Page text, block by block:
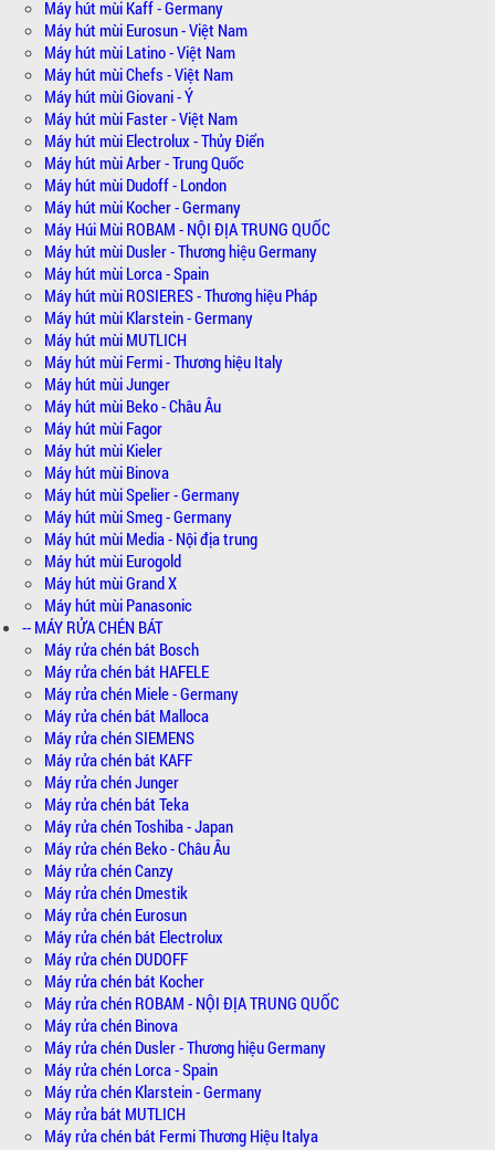
Máy hút mùi Kaff - Germany
Máy hút mùi Eurosun - Việt Nam
Máy hút mùi Latino - Việt Nam
Máy hút mùi Chefs - Việt Nam
Máy hút mùi Giovani - Ý
Máy hút mùi Faster - Việt Nam
Máy hút mùi Electrolux - Thủy Điển
Máy hút mùi Arber - Trung Quốc
Máy hút mùi Dudoff - London
Máy hút mùi Kocher - Germany
Máy Húi Mùi ROBAM - NỘI ĐỊA TRUNG QUỐC
Máy hút mùi Dusler - Thương hiệu Germany
Máy hút mùi Lorca - Spain
Máy hút mùi ROSIERES - Thương hiệu Pháp
Máy hút mùi Klarstein - Germany
Máy hút mùi MUTLICH
Máy hút mùi Fermi - Thương hiệu Italy
Máy hút mùi Junger
Máy hút mùi Beko - Châu Âu
Máy hút mùi Fagor
Máy hút mùi Kieler
Máy hút mùi Binova
Máy hút mùi Spelier - Germany
Máy hút mùi Smeg - Germany
Máy hút mùi Media - Nội địa trung
Máy hút mùi Eurogold
Máy hút mùi Grand X
Máy hút mùi Panasonic
-- MÁY RỬA CHÉN BÁT
Máy rửa chén bát Bosch
Máy rửa chén bát HAFELE
Máy rửa chén Miele - Germany
Máy rửa chén bát Malloca
Máy rửa chén SIEMENS
Máy rửa chén bát KAFF
Máy rửa chén Junger
Máy rửa chén bát Teka
Máy rửa chén Toshiba - Japan
Máy rửa chén Beko - Châu Âu
Máy rửa chén Canzy
Máy rửa chén Dmestik
Máy rửa chén Eurosun
Máy rửa chén bát Electrolux
Máy rửa chén DUDOFF
Máy rửa chén bát Kocher
Máy rửa chén ROBAM - NỘI ĐỊA TRUNG QUỐC
Máy rửa chén Binova
Máy rửa chén Dusler - Thương hiệu Germany
Máy rửa chén Lorca - Spain
Máy rửa chén Klarstein - Germany
Máy rửa bát MUTLICH
Máy rửa chén bát Fermi Thương Hiệu Italya